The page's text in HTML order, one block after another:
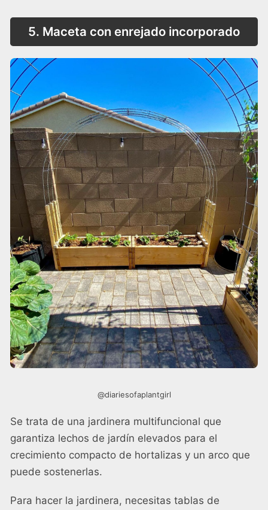
5. Maceta con enrejado incorporado
@diariesofaplantgirl
Se trata de una jardinera multifuncional que
garantiza lechos de jardín elevados para el
crecimiento compacto de hortalizas y un arco que
puede sostenerlas.
Para hacer la jardinera, necesitas tablas de